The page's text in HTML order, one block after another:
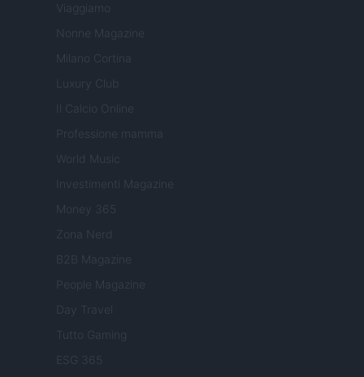
Viaggiamo
Nonne Magazine
Milano Cortina
Luxury Club
Il Calcio Online
Professione mamma
World Music
Investimenti Magazine
Money 365
Zona Nerd
B2B Magazine
People Magazine
Day Travel
Tutto Gaming
ESG 365